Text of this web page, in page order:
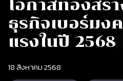
โอกาสทองสร้
ธุรกิจเบอร์มง
แรงในปี 2568
18 สิงหาคม 2568